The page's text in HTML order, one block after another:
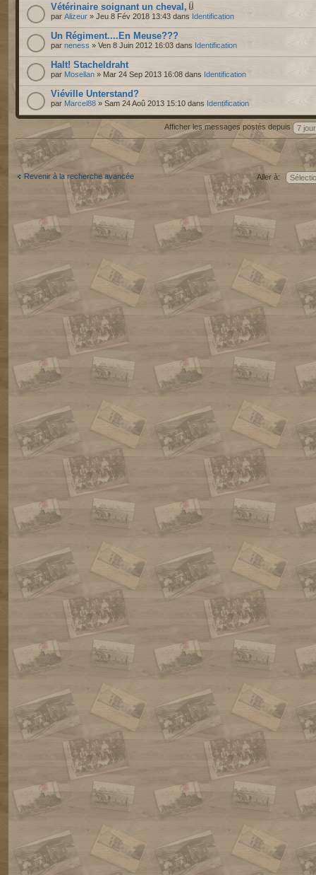
Vétérinaire soignant un cheval,
par Alizeur » Jeu 8 Fév 2018 13:43 dans Identification
Un Régiment....En Meuse???
par neness » Ven 8 Juin 2012 16:03 dans Identification
Halt! Stacheldraht
par Mosellan » Mar 24 Sep 2013 16:08 dans Identification
Viéville Unterstand?
par Marcel88 » Sam 24 Aoû 2013 15:10 dans Identification
Afficher les messages postés depuis
Revenir à la recherche avancée Aller à: